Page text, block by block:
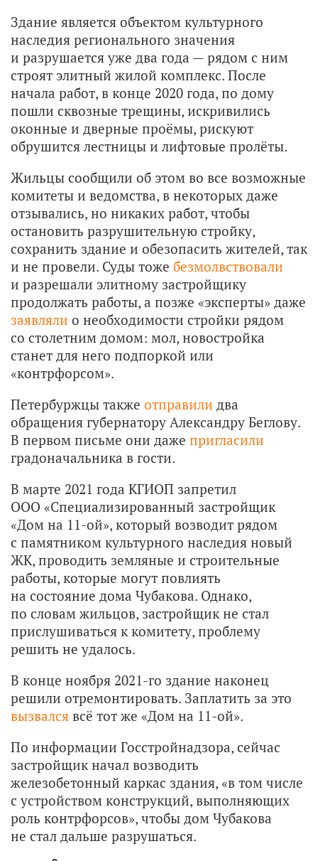
Здание является объектом культурного
наследия регионального значения
и разрушается уже два года — рядом с ним
строят элитный жилой комплекс. После
начала работ, в конце 2020 года, по дому
пошли сквозные трещины, искривились
оконные и дверные проёмы, рискуют
обрушится лестницы и лифтовые пролёты.
Жильцы сообщили об этом во все возможные
комитеты и ведомства, в некоторых даже
отзывались, но никаких работ, чтобы
остановить разрушительную стройку,
сохранить здание и обезопасить жителей, так
и не провели. Суды тоже безмолвствовали
и разрешали элитному застройщику
продолжать работы, а позже «эксперты» даже
заявляли о необходимости стройки рядом
со столетним домом: мол, новостройка
станет для него подпоркой или
«контрфорсом».
Петербуржцы также отправили два
обращения губернатору Александру Беглову.
В первом письме они даже пригласили
градоначальника в гости.
В марте 2021 года КГИОП запретил
ООО «Специализированный застройщик
«Дом на 11-ой», который возводит рядом
с памятником культурного наследия новый
ЖК, проводить земляные и строительные
работы, которые могут повлиять
на состояние дома Чубакова. Однако,
по словам жильцов, застройщик не стал
прислушиваться к комитету, проблему
решить не удалось.
В конце ноября 2021-го здание наконец
решили отремонтировать. Заплатить за это
вызвался всё тот же «Дом на 11-ой».
По информации Госстройнадзора, сейчас
застройщик начал возводить
железобетонный каркас здания, «в том числе
с устройством конструкций, выполняющих
роль контрфорсов», чтобы дом Чубакова
не стал дальше разрушаться.